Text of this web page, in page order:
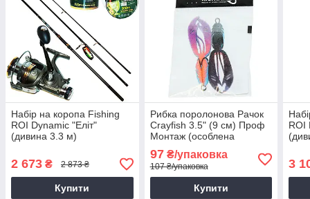
Набір на коропа Fishing
ROI Dynamic "Еліт"
(дивина 3.3 м)
2 673 ₴ 2 873 ₴
Купити
Рибка поролонова Рачок
Crayfish 3.5" (9 см) Проф
Монтаж (особлена
подвійником)
97₴/упаковка
107 ₴/упаковка
Купити
ROI
3